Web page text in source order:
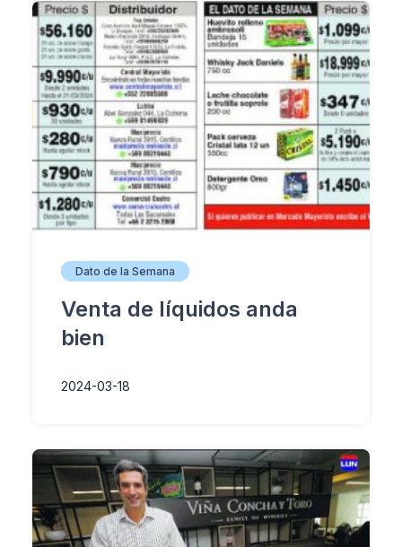
Dato de la Semana
Venta de líquidos anda
bien
2024-03-18